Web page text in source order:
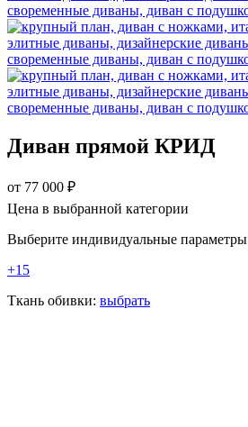
Диван прямой КРИД
от 77 000 ₽
Цена в выбранной категории
Выберите индивидуальные параметры
+15
Ткань обивки: выбрать